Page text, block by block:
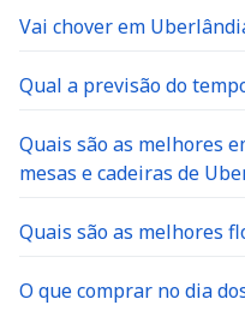
Vai chover em
Qual a previsão do
Quais são as melhores
mesas e cadeiras de
Quais são as melhores
O que comprar no dia